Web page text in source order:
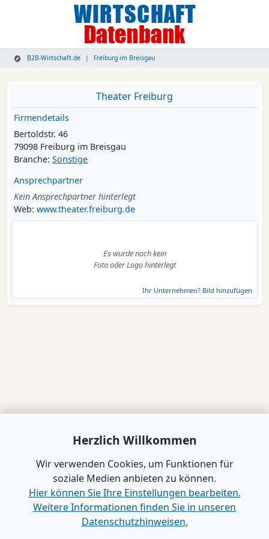
B2B-Wirtschaft.de Freiburg im Breisgau
Theater Freiburg
Firmendetails
Bertoldstr. 46
79098 Freiburg im Breisgau
Branche: Sonstige
Ansprechpartner
Kein Ansprechpartner hinterlegt
Web: www.theater.freiburg.de
Es wurde noch kein
Foto oder Logo hinterlegt
Ihr Unternehmen? Bild hinzufügen
Herzlich Willkommen
Wir verwenden Cookies, um Funktionen für
soziale Medien anbieten zu können.
Hier können Sie Ihre Einstellungen bearbeiten.
Weitere Informationen finden Sie in unseren
Datenschutzhinweisen.